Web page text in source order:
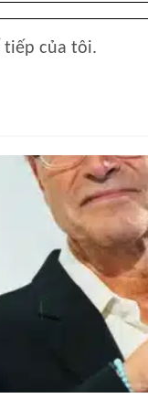
tiếp của tôi.